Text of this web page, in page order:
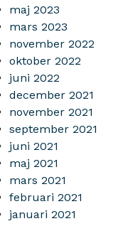
maj 2023
mars 2023
november 2022
oktober 2022
juni 2022
december 2021
november 2021
september 2021
juni 2021
maj 2021
mars 2021
februari 2021
januari 2021